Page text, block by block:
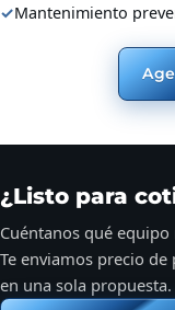
✓Mantenimiento
¿Listo para
Cuéntanos qué equipo
Te enviamos precio
en una sola propuesta.